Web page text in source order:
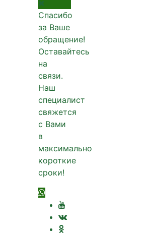
Спасибо
за Ваше
обращение!
Оставайтесь
на
связи.
Наш
специалист
свяжется
с Вами
в
максимально
короткие
сроки!